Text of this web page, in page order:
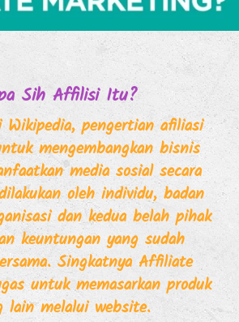
Sih Affilisi Itu?
pengertian afiliasi
mengembangkan bisnis
media sosial secara
oleh individu, badan
dan kedua belah pihak
keuntungan yang sudah
Singkatnya Affiliate
untuk memasarkan produk
lain melalui website.